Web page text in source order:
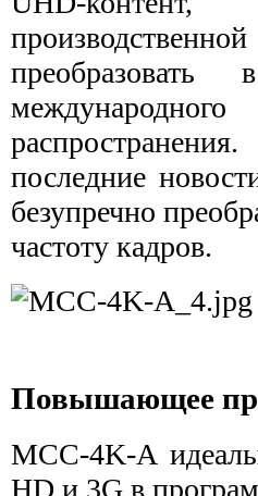
последние
безупречно
частоту кадров.
Повышающее
MCC-4K-A
HD и 3G в